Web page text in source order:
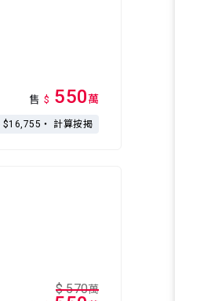
售 $ 550萬
$16,755・ 計算按揭
$ 570萬